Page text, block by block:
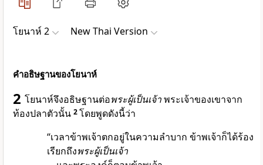
โยนาห์ 2 New Thai Version
คำอธิษฐานของโยนาห์
2 โยนาห์จึงอธิษฐานต่อพระผู้เป็นเจ้าพระเจ้าของเขาจาก
ท้องปลาตัวนั้น 2โดยพูดดังนี้ว่า
“เวลาข้าพเจ้าตกอยู่ในความลำบาก ข้าพเจ้าก็ได้ร้อง
เรียกถึงพระผู้เป็นเจ้า